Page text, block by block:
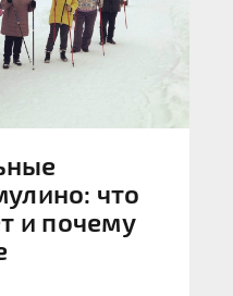
что
и почему